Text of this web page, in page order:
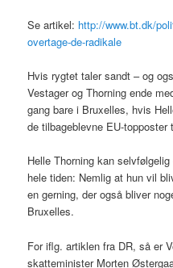
Se artikel: http://www.bt.dk/
overtage-de-radikale
Hvis rygtet taler sandt – og
Vestager og Thorning ende
gang bare i Bruxelles, hvis
de tilbageblevne EU-
Helle Thorning kan
hele tiden: Nemlig at hun vil
en gerning, der også bliver
Bruxelles.
For iflg. artiklen fra DR, så er
skatteminister Morten